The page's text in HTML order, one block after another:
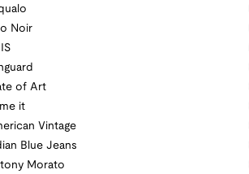
Noir
of Art
it
Vintage
Blue Jeans
Morato